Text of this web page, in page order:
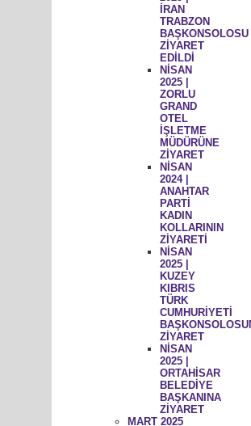
İRAN
TRABZON
BAŞKONSOLOSU
ZİYARET
EDİLDİ
NİSAN
2025 |
ZORLU
GRAND
OTEL
İŞLETME
MÜDÜRÜNE
ZİYARET
NİSAN
2024 |
ANAHTAR
PARTİ
KADIN
KOLLARININ
ZİYARETİ
NİSAN
2025 |
KUZEY
KIBRIS
TÜRK
CUMHURİYETİ
ZİYARET
NİSAN
2025 |
ORTAHİSAR
BELEDİYE
BAŞKANINA
ZİYARET
MART 2025